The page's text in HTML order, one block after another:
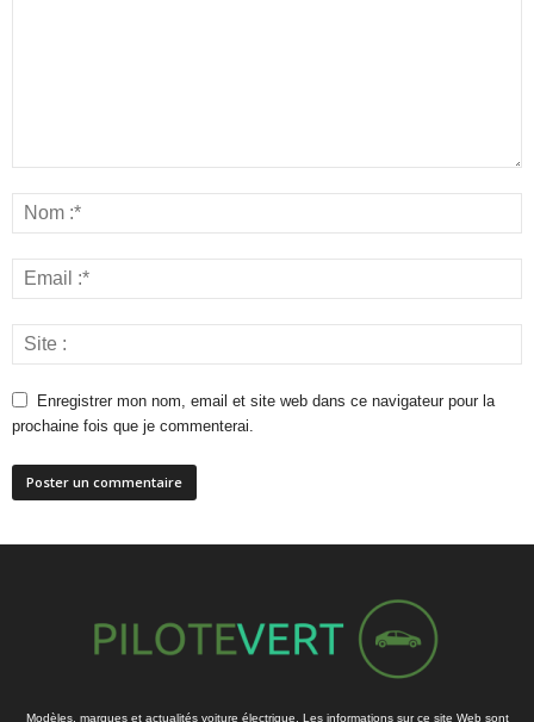
Enregistrer mon nom, email et site web dans ce navigateur pour la
prochaine fois que je commenterai.
Modèles, marques et actualités voiture électrique. Les informations sur ce site Web sont